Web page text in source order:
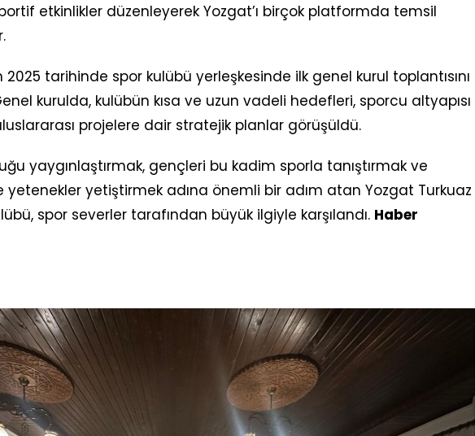
etkinlikler düzenleyerek Yozgat’ı birçok platformda temsil
2025 tarihinde spor kulübü yerleşkesinde ilk genel kurul toplantısını
kurulda, kulübün kısa ve uzun vadeli hedefleri, sporcu altyapısı
projelere dair stratejik planlar görüşüldü.
yaygınlaştırmak, gençleri bu kadim sporla tanıştırmak ve
yetenekler yetiştirmek adına önemli bir adım atan Yozgat Turkuaz
spor severler tarafından büyük ilgiyle karşılandı. Haber